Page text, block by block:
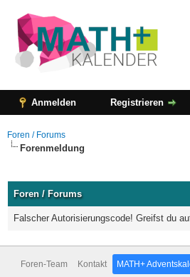
Anmelden Registrieren
Foren / Forums
Forenmeldung
Foren / Forums
Falscher Autorisierungscode! Greifst du
Foren-Team Kontakt MATH+